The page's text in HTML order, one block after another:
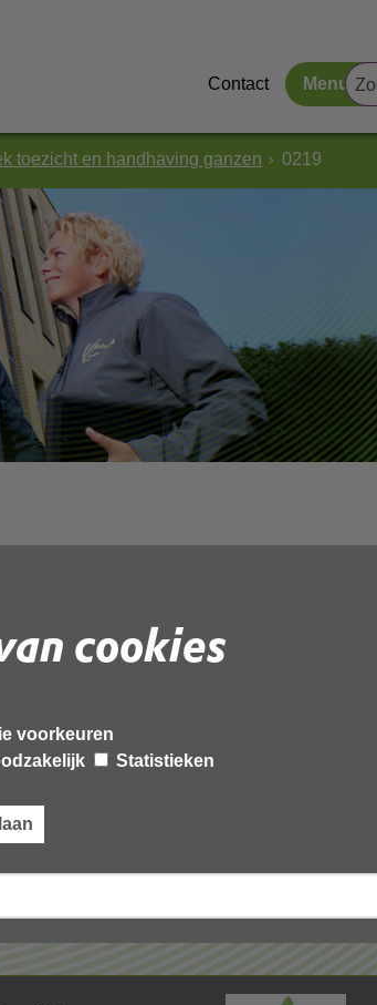
cookies
voorkeuren
Statistieken
Contact Menu
toezicht en handhaving ganzen 0219